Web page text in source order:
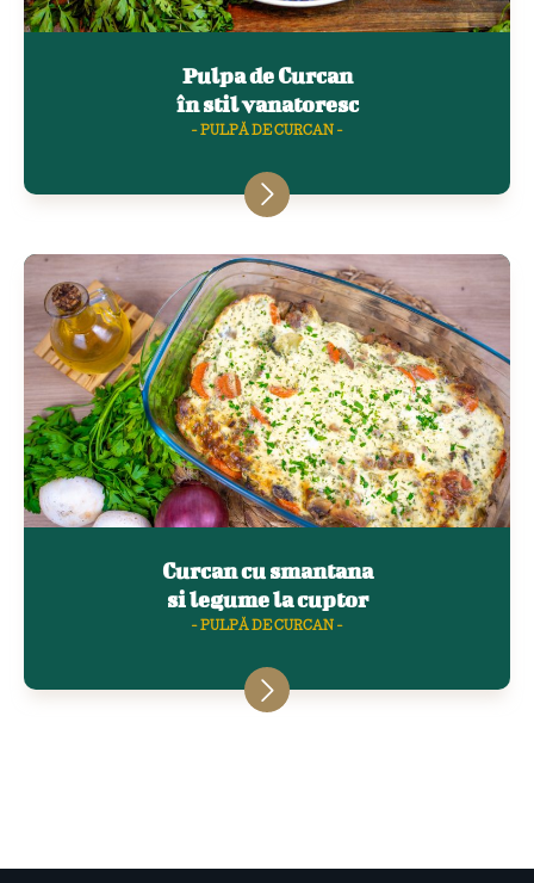
Pulpa de Curcan
în stil vanatoresc
- PULPĂ DE CURCAN -
Curcan cu smantana
si legume la cuptor
- PULPĂ DE CURCAN -